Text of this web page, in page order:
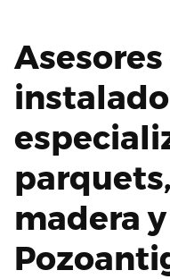
Asesores
madera